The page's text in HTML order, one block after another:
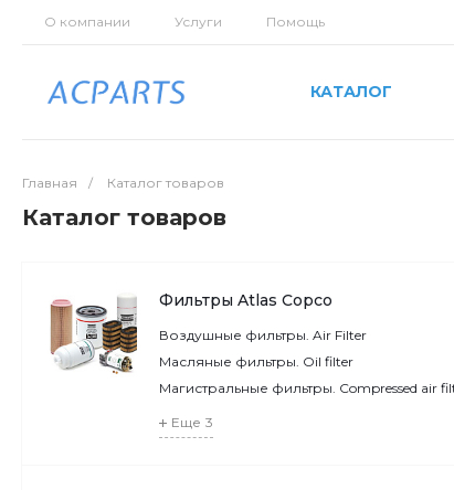
О компании Услуги Помощь
КАТАЛОГ
Главная / Каталог товаров
Каталог товаров
Фильтры Atlas Copco
Воздушные фильтры. Air Filter
Масляные фильтры. Oil filter
Магистральные фильтры. Compressed air
Еще 3